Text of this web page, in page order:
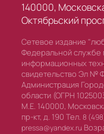
140000,
Октябрьский
Сетевое издание
Федеральной службе
информационных
свидетельство Эл №
Администрация
области (ОГРН
М.Е. 140000,
пр-кт, д. 190 Тел. 8
pressa@yandex.ru